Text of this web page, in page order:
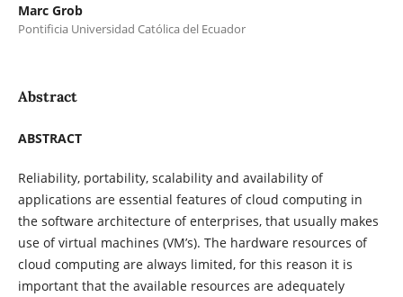
Marc Grob
Pontificia Universidad Católica del Ecuador
Abstract
ABSTRACT
Reliability, portability, scalability and availability of
applications are essential features of cloud computing in
the software architecture of enterprises, that usually makes
use of virtual machines (VM’s). The hardware resources of
cloud computing are always limited, for this reason it is
important that the available resources are adequately